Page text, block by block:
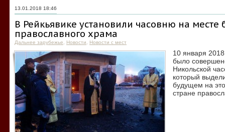
13.01.2018 18:46
В Рейкьявике установили часовню на месте
православного храма
Дальнее зарубежье Новости Новости с мест
10 января
было
Никольской
который
будущем на
стране